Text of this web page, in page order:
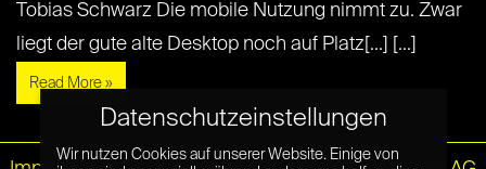
Tobias Schwarz Die mobile Nutzung nimmt zu. Zwar
liegt der gute alte Desktop noch auf Platz[...] [...]
Read More »
Datenschutzeinstellungen
Wir nutzen Cookies auf unserer Website. Einige von